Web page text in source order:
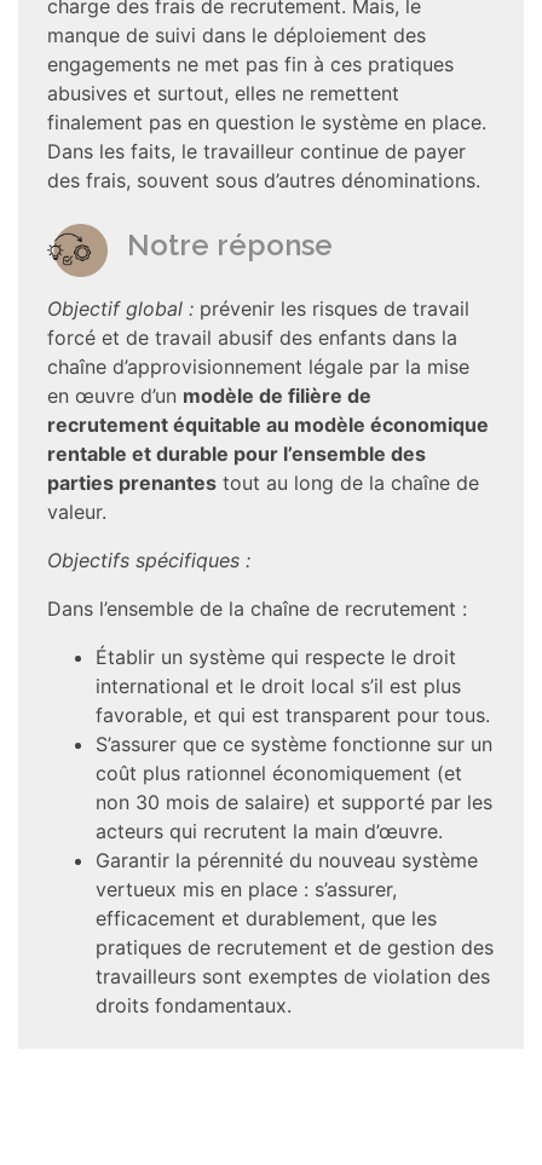
charge des frais de recrutement. Mais, le
manque de suivi dans le déploiement des
engagements ne met pas fin à ces pratiques
abusives et surtout, elles ne remettent
finalement pas en question le système en place.
Dans les faits, le travailleur continue de payer
des frais, souvent sous d’autres dénominations.
Notre réponse
Objectif global : prévenir les risques de travail
forcé et de travail abusif des enfants dans la
chaîne d’approvisionnement légale par la mise
en œuvre d’un modèle de filière de
recrutement équitable au modèle économique
rentable et durable pour l’ensemble des
parties prenantes tout au long de la chaîne de
valeur.
Objectifs spécifiques :
Dans l’ensemble de la chaîne de recrutement :
Établir un système qui respecte le droit
international et le droit local s’il est plus
favorable, et qui est transparent pour tous.
S’assurer que ce système fonctionne sur un
coût plus rationnel économiquement (et
non 30 mois de salaire) et supporté par les
acteurs qui recrutent la main d’œuvre.
Garantir la pérennité du nouveau système
vertueux mis en place : s’assurer,
efficacement et durablement, que les
pratiques de recrutement et de gestion des
travailleurs sont exemptes de violation des
droits fondamentaux.